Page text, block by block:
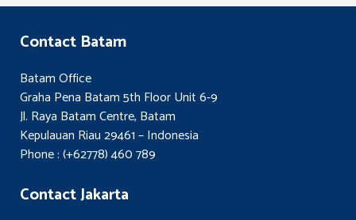
Contact Batam
Batam Office
Graha Pena Batam 5th Floor Unit 6-9
Jl. Raya Batam Centre, Batam
Kepulauan Riau 29461 – Indonesia
Phone : (+62778) 460 789
Contact Jakarta